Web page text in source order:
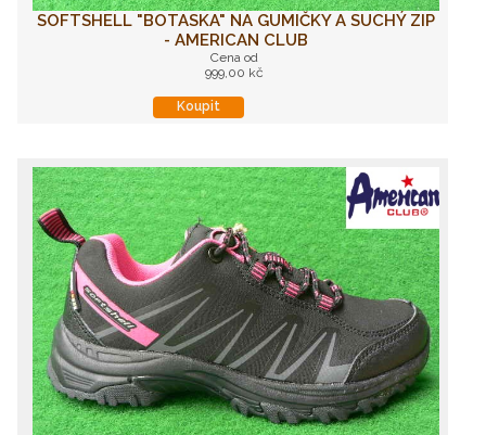
SOFTSHELL "BOTASKA" NA GUMIČKY A SUCHÝ ZIP
- AMERICAN CLUB
Cena od
999,00 kč
Koupit